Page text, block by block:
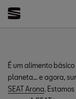
14/04/2025
É um alimento
planeta… e agora,
SEAT Arona.